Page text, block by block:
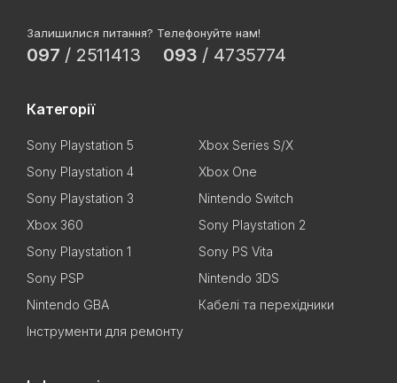
Залишилися питання? Телефонуйте нам!
097 / 2511413 093 / 4735774
Категорії
Sony Playstation 5
Xbox Series S/X
Sony Playstation 4
Xbox One
Sony Playstation 3
Nintendo Switch
Xbox 360
Sony Playstation 2
Sony Playstation 1
Sony PS Vita
Sony PSP
Nintendo 3DS
Nintendo GBA
Кабелі та перехідники
Інструменти для ремонту